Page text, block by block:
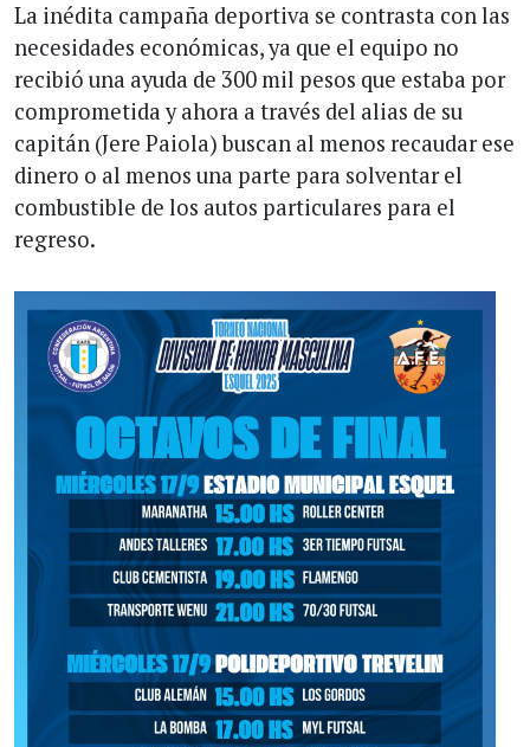
La inédita campaña deportiva se contrasta con las
necesidades económicas, ya que el equipo no
recibió una ayuda de 300 mil pesos que estaba por
comprometida y ahora a través del alias de su
capitán (Jere Paiola) buscan al menos recaudar ese
dinero o al menos una parte para solventar el
combustible de los autos particulares para el
regreso.